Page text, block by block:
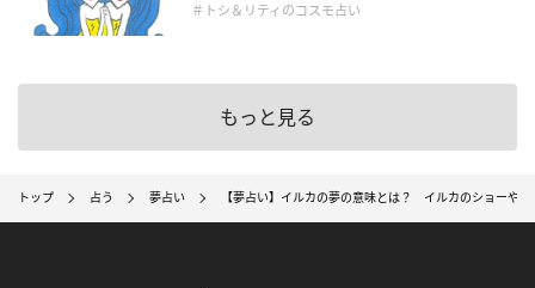
＃トシ＆リティのコスモ占い
もっと見る
トップ 占う 夢占い 【夢占い】イルカの夢の意味とは？ イルカのショーや